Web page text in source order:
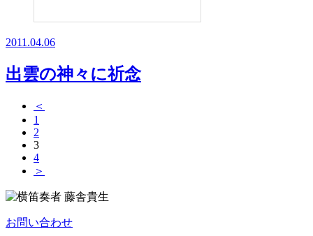
2011.04.06
出雲の神々に祈念
＜
1
2
3
4
＞
お問い合わせ